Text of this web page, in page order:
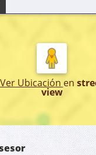
Ver Ubicación en
view